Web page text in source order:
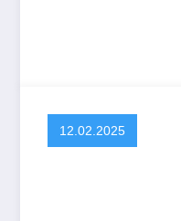
12.02.2025